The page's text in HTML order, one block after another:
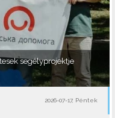
segélyprojektje
2026-07-17, Péntek